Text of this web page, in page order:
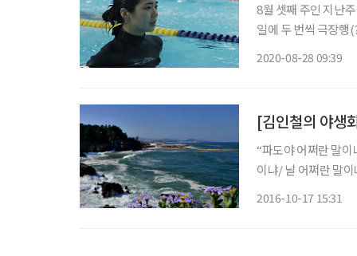
8월 셋째 주인 지난
일에 두 번씩 극장행
2020-08-28 09:39
[김인철의 야생
“파도야 어쩌란 말
이냐/ 날 어쩌란 말이냐.” (유치환의 ‘그리
2016-10-17 15:31